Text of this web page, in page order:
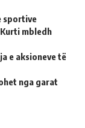
sportive
mbledh
e aksioneve të
nga garat